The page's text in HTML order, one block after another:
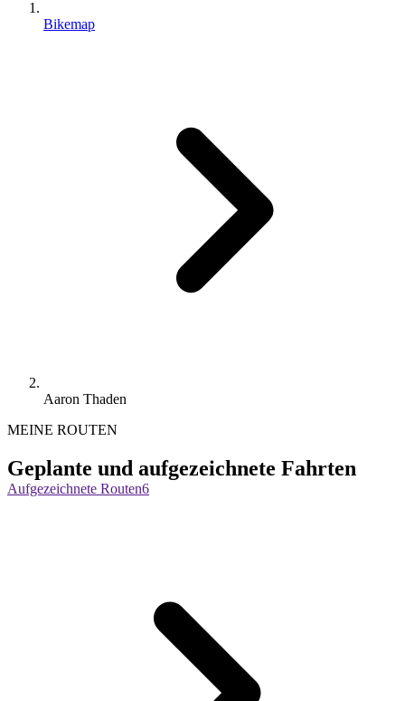
Bikemap
Aaron Thaden
MEINE ROUTEN
Geplante und aufgezeichnete Fahrten
Aufgezeichnete Routen6